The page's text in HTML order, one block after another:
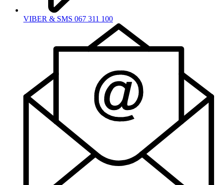
VIBER & SMS 067 311 100